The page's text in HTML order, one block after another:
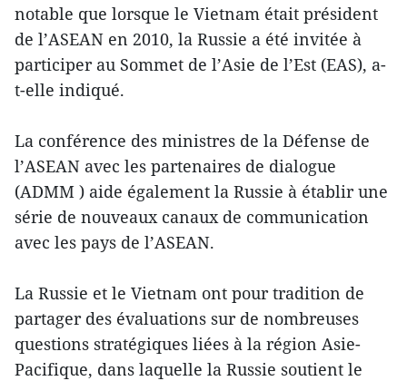
notable que lorsque le Vietnam était président
de l’ASEAN en 2010, la Russie a été invitée à
participer au Sommet de l’Asie de l’Est (EAS), a-
t-elle indiqué.
La conférence des ministres de la Défense de
l’ASEAN avec les partenaires de dialogue
(ADMM ) aide également la Russie à établir une
série de nouveaux canaux de communication
avec les pays de l’ASEAN.
La Russie et le Vietnam ont pour tradition de
partager des évaluations sur de nombreuses
questions stratégiques liées à la région Asie-
Pacifique, dans laquelle la Russie soutient le